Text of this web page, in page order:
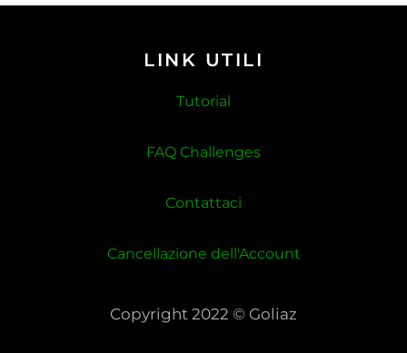
LINK UTILI
Tutorial
FAQ Challenges
Contattaci
Cancellazione dell'Account
Copyright 2022 © Goliaz